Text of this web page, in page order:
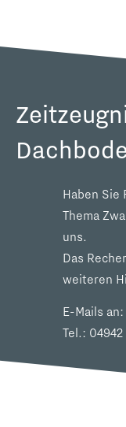
Haben Sie
Thema
uns.
Das
weiteren
E-Mails an:
Tel.: 04942